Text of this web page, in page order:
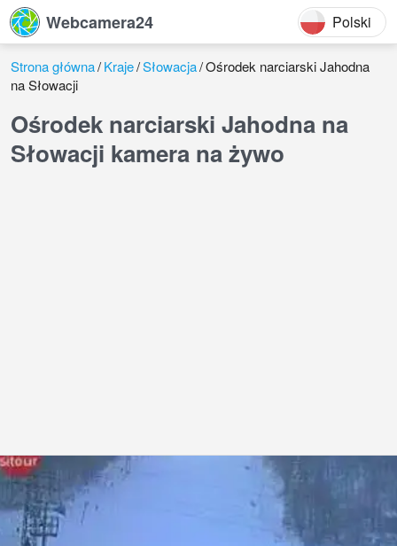
Webcamera24 Polski
Strona główna Kraje Słowacja Ośrodek narciarski Jahodna
na Słowacji
Ośrodek narciarski Jahodna na
Słowacji kamera na żywo